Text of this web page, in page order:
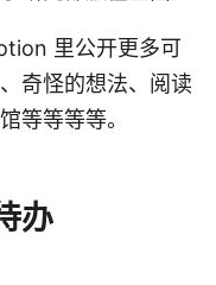
里公开更多可
奇怪的想法、阅读
等等等等。
办